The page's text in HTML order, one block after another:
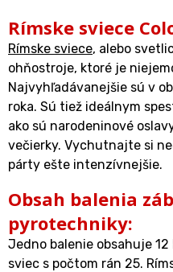
Rímske sviece
Rímske sviece, alebo
ohňostroje, ktoré je
Najvyhľadávanejšie sú v
roka. Sú tiež ideálnym
ako sú narodeninové
večierky. Vychutnajte si
párty ešte intenzívnejšie.
Obsah balenia
pyrotechniky:
Jedno balenie obsahuje
sviec s počtom rán 25.